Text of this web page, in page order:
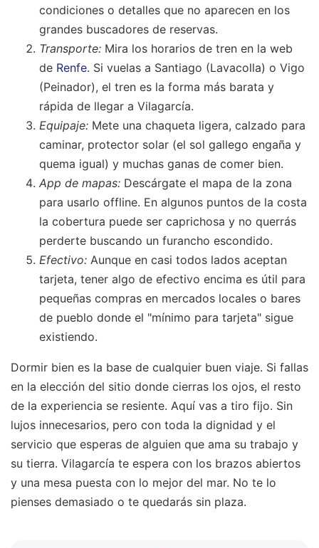
condiciones o detalles que no aparecen en los
grandes buscadores de reservas.
Transporte: Mira los horarios de tren en la web
de Renfe. Si vuelas a Santiago (Lavacolla) o Vigo
(Peinador), el tren es la forma más barata y
rápida de llegar a Vilagarcía.
Equipaje: Mete una chaqueta ligera, calzado para
caminar, protector solar (el sol gallego engaña y
quema igual) y muchas ganas de comer bien.
App de mapas: Descárgate el mapa de la zona
para usarlo offline. En algunos puntos de la costa
la cobertura puede ser caprichosa y no querrás
perderte buscando un furancho escondido.
Efectivo: Aunque en casi todos lados aceptan
tarjeta, tener algo de efectivo encima es útil para
pequeñas compras en mercados locales o bares
de pueblo donde el "mínimo para tarjeta" sigue
existiendo.
Dormir bien es la base de cualquier buen viaje. Si fallas
en la elección del sitio donde cierras los ojos, el resto
de la experiencia se resiente. Aquí vas a tiro fijo. Sin
lujos innecesarios, pero con toda la dignidad y el
servicio que esperas de alguien que ama su trabajo y
su tierra. Vilagarcía te espera con los brazos abiertos
y una mesa puesta con lo mejor del mar. No te lo
pienses demasiado o te quedarás sin plaza.